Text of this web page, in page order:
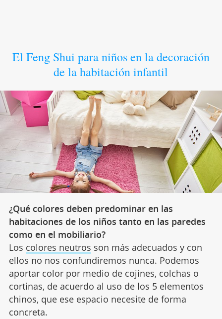
El Feng Shui para niños en la decoración
de la habitación infantil
¿Qué colores deben predominar en las
habitaciones de los niños tanto en las paredes
como en el mobiliario?
Los colores neutros son más adecuados y con
ellos no nos confundiremos nunca. Podemos
aportar color por medio de cojines, colchas o
cortinas, de acuerdo al uso de los 5 elementos
chinos, que ese espacio necesite de forma
concreta.